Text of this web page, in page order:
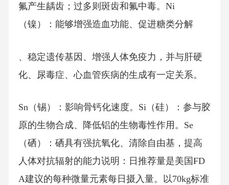
氟产生龋齿；过多则斑齿和氟中毒。Ni
（镍）：能够增强造血功能、促进糖类分解
、稳定遗传基因、增强人体免疫力，并与肝硬
化、尿毒症、心血管疾病的生成有一定关系。
Sn（锡）：影响骨钙化速度。Si（硅）：参与胶
原的生物合成、降低铝的生物毒性作用。Se
（硒）：硒具有强抗氧化、清除自由基，提高
人体对抗辐射的能力说明：日推荐量是美国FD
A建议的每种微量元素每日摄入量。以70kg标准